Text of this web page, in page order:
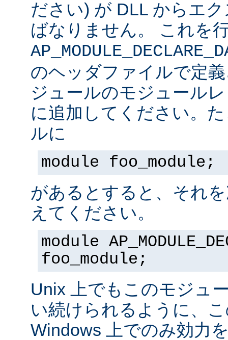
ださい) が DLL からエ
ばなりません。 これを
のヘッダファイルで定
ジュールのモジュール
に追加してください。
ルに
module foo_module;
があるとすると、それ
えてください。
module
foo_module;
Unix 上でもこのモジュ
い続けられるように、
Windows 上でのみ効力